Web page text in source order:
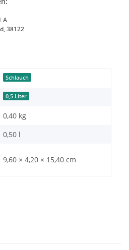
A
38122
Schlauch
0,5 Liter
0,40 kg
0,50 l
9,60 × 4,20 × 15,40 cm